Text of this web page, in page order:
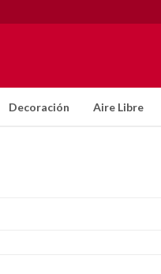
Decoración Aire Libre